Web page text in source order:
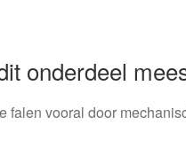
onderdeel
falen vooral door